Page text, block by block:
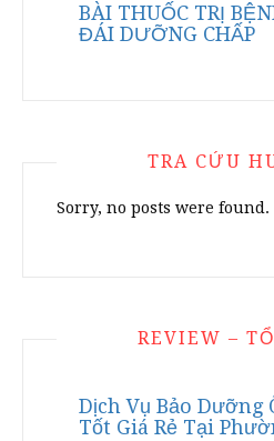
BÀI THUỐC TRỊ
ĐÁI DƯỠNG CHẤP
TRA CỨU
Sorry, no posts were found.
REVIEW –
Dịch Vụ Bảo Dưỡng
Tốt Giá Rẻ Tại